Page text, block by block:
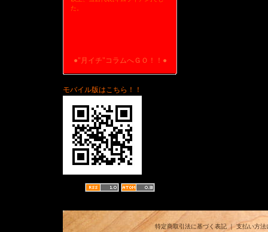
た。
●"月イチ"コラムへＧＯ！！●
モバイル版はこちら！！
特定商取引法に基づく表記｜支払い方法